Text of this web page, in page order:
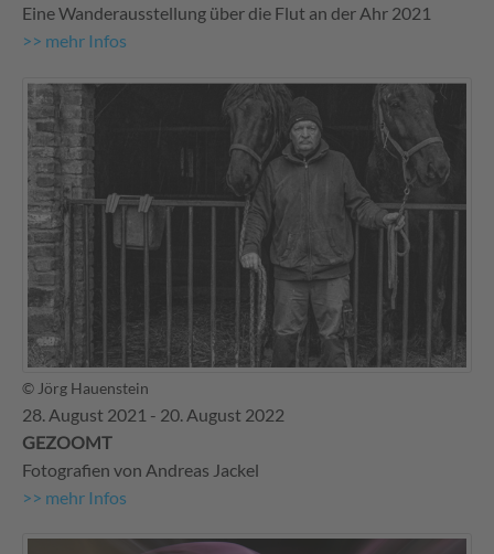
Eine Wanderausstellung über die Flut an der Ahr 2021
>> mehr Infos
© Jörg Hauenstein
28. August 2021 - 20. August 2022
GEZOOMT
Fotografien von Andreas Jackel
>> mehr Infos